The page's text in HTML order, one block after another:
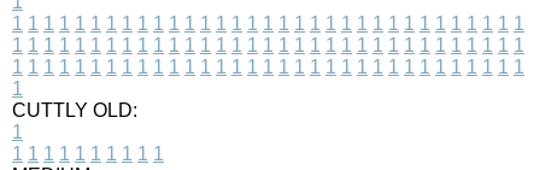
1 1 1 1 1 1 1 1 1 1 1 1 1 1 1 1 1 1 1 1 1 1 1 1 1 1 1 1 1 1 1 1 1
1 1 1 1 1 1 1 1 1 1 1 1 1 1 1 1 1 1 1 1 1 1 1 1 1 1 1 1 1 1 1 1 1
1 1 1 1 1 1 1 1 1 1 1 1 1 1 1 1 1 1 1 1 1 1 1 1 1 1 1 1 1 1 1 1 1
1
CUTTLY OLD:
1
1 1 1 1 1 1 1 1 1 1